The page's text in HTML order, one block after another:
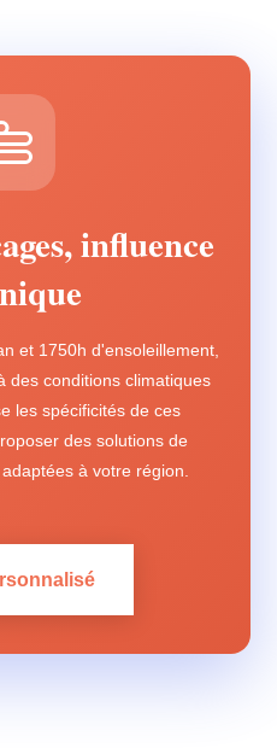
influence
et 1750h d'ensoleillement,
des conditions climatiques
les spécificités de ces
des solutions de
à votre région.